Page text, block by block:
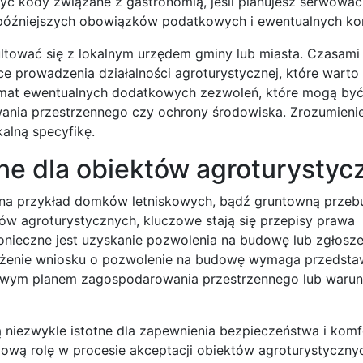
obowiązków podatkowych i ewentualnych
się z lokalnym urzędem gminy lub miasta.
prowadzenia działalności agroturystycznej, które warto
ewentualnych dodatkowych zezwoleń, które mogą
przestrzennego czy ochrony środowiska.
specyfikę.
dla obiektów
przykład domków letniskowych, bądź gruntowną
agroturystycznych, kluczowe stają się przepisy prawa
jest uzyskanie pozwolenia na budowę lub
wniosku o pozwolenie na budowę wymaga
planem zagospodarowania przestrzennego lub
istotne dla zapewnienia bezpieczeństwa i
rolę w procesie akceptacji obiektów